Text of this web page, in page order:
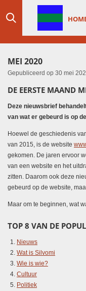
direct
de
MEI 2020
Gepubliceerd op 30 mei
DE EERSTE MAAND
Deze nieuwsbrief
van wat er gebeurd is op
Hoewel de geschiedenis
van 2015, is de website
gekomen. De jaren ervoor
van een website en het
zitten. Daarom ook deze
gebeurd op de website,
Maar om te beginnen, wat
TOP 8 VAN DE
Nieuws
Wat is Silvomi
Wie is wie?
Cultuur
Politiek